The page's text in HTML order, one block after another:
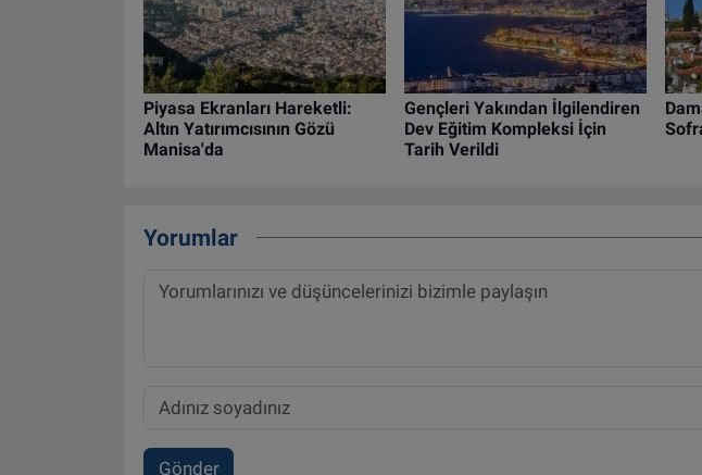
Piyasa Ekranları Hareketli:
Altın Yatırımcısının Gözü
Manisa'da
Gençleri Yakından İlgilendiren
Dev Eğitim Kompleksi İçin
Tarih Verildi
Yorumlar
Gönder